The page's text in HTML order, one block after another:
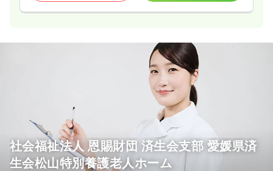
社会福祉法人 恩賜財団 済生会支部 愛媛県済
生会松山特別養護老人ホーム